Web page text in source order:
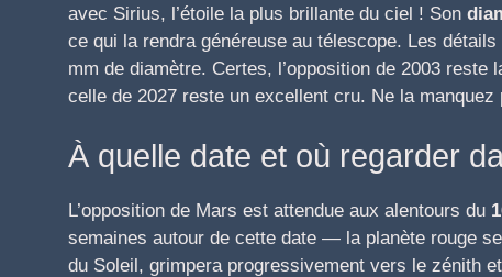
avec Sirius, l’étoile la plus brillante du ciel ! Son
ce qui la rendra généreuse au télescope. Les
mm de diamètre. Certes, l’opposition de 2003
celle de 2027 reste un excellent cru. Ne la manquez
À quelle date et où regarder
L’opposition de Mars est attendue aux alentours du
semaines autour de cette date — la planète rouge
du Soleil, grimpera progressivement vers le zénith